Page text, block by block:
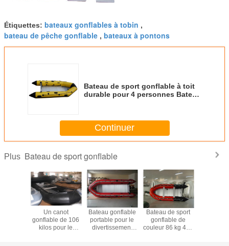
Étiquettes: bateaux gonflables à tobin ,
bateau de pêche gonflable , bateaux à pontons
Bateau de sport gonflable à toit
durable pour 4 personnes Bateau
Continuer
Plus Bateau de sport gonflable
Un canot
gonflable de 106
kilos pour le
Bateau gonflable
portable pour le
divertissement
Bateau de sport
gonflable de
couleur 86 kg 410